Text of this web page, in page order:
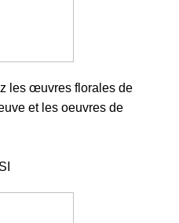
les œuvres florales de
et les oeuvres de